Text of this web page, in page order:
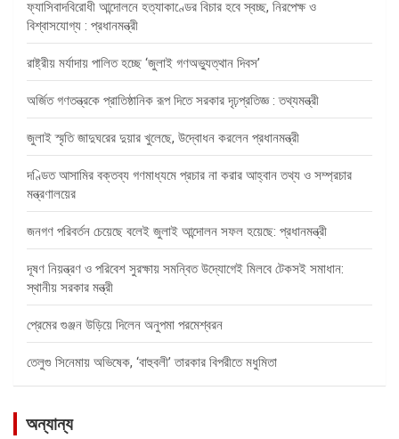
ফ্যাসিবাদবিরোধী আন্দোলনে হত্যাকাণ্ডের বিচার হবে স্বচ্ছ, নিরপেক্ষ ও
বিশ্বাসযোগ্য : প্রধানমন্ত্রী
রাষ্ট্রীয় মর্যাদায় পালিত হচ্ছে ‘জুলাই গণঅভ্যুত্থান দিবস’
অর্জিত গণতন্ত্রকে প্রাতিষ্ঠানিক রূপ দিতে সরকার দৃঢ়প্রতিজ্ঞ : তথ্যমন্ত্রী
জুলাই স্মৃতি জাদুঘরের দুয়ার খুলেছে, উদ্বোধন করলেন প্রধানমন্ত্রী
দণ্ডিত আসামির বক্তব্য গণমাধ্যমে প্রচার না করার আহ্বান তথ্য ও সম্প্রচার
মন্ত্রণালয়ের
জনগণ পরিবর্তন চেয়েছে বলেই জুলাই আন্দোলন সফল হয়েছে: প্রধানমন্ত্রী
দূষণ নিয়ন্ত্রণ ও পরিবেশ সুরক্ষায় সমন্বিত উদ্যোগেই মিলবে টেকসই সমাধান:
স্থানীয় সরকার মন্ত্রী
প্রেমের গুঞ্জন উড়িয়ে দিলেন অনুপমা পরমেশ্বরন
তেলুগু সিনেমায় অভিষেক, ‘বাহুবলী’ তারকার বিপরীতে মধুমিতা
অন্যান্য